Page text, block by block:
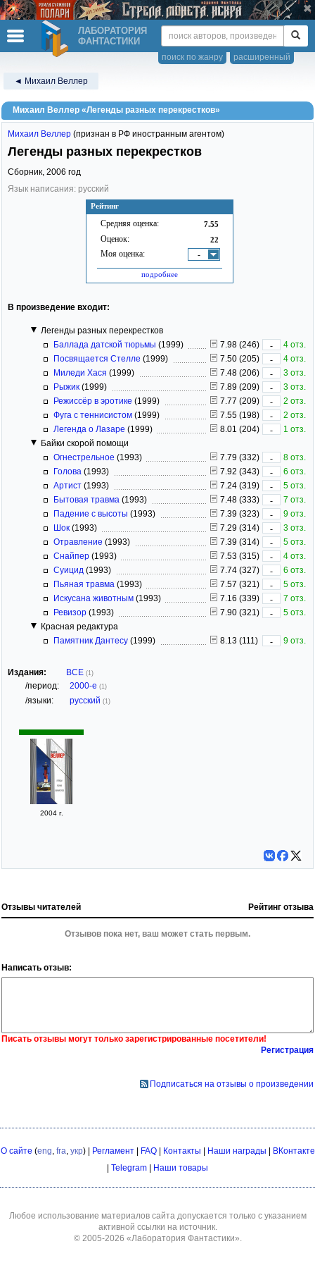
ЛАБОРАТОРИЯ
ФАНТАСТИКИ
расширенный
поиск по жанру
◄ Михаил Веллер
Михаил Веллер «Легенды разных перекрестков»
Рейтинг
Средняя оценка: 7.55
Оценок: 22
Моя оценка: -
подробнее
Михаил Веллер (признан в РФ иностранным агентом)
Легенды разных перекрестков
Сборник, 2006 год
Язык написания: русский
В произведение входит:
Легенды разных перекрестков
Баллада датской тюрьмы (1999) 7.98 (246) -
4 отз.
Посвящается Стелле (1999) 7.50 (205) -
4 отз.
Миледи Хася (1999) 7.48 (206) -
3 отз.
Рыжик (1999) 7.89 (209) -
3 отз.
Режиссёр в эротике (1999) 7.77 (209) -
2 отз.
Фуга с теннисистом (1999) 7.55 (198) -
2 отз.
Легенда о Лазаре (1999) 8.01 (204) -
1 отз.
Байки скорой помощи
Огнестрельное (1993) 7.79 (332) -
8 отз.
Голова (1993) 7.92 (343) -
6 отз.
Артист (1993) 7.24 (319) -
5 отз.
Бытовая травма (1993) 7.48 (333) -
7 отз.
Падение с высоты (1993) 7.39 (323) -
9 отз.
Шок (1993) 7.29 (314) -
3 отз.
Отравление (1993) 7.39 (314) -
5 отз.
Снайпер (1993) 7.53 (315) -
4 отз.
Суицид (1993) 7.74 (327) -
6 отз.
Пьяная травма (1993) 7.57 (321) -
5 отз.
Искусана животным (1993) 7.16 (339) -
7 отз.
Ревизор (1993) 7.90 (321) -
5 отз.
Красная редактура
Памятник Дантесу (1999) 8.13 (111) - 9 отз.
Издания: ВСЕ (1)
/период: 2000-е (1)
/языки: русский (1)
2004 г.
Отзывы читателей Рейтинг отзыва
Отзывов пока нет, ваш может стать первым.
Написать отзыв:
Писать отзывы могут только зарегистрированные посетители!
Регистрация
Подписаться на отзывы о произведении
О сайте (eng fra укр) | Регламент| FAQ| Контакты | Наши награды | ВКонтакте
| Telegram | Наши товары
Любое использование материалов сайта допускается только с указанием
активной ссылки на источник.
© 2005-2026 «Лаборатория Фантастики»